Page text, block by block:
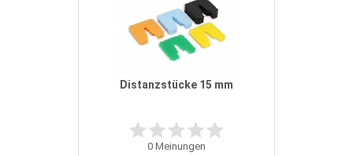
Distanzstücke 15 mm
0 Meinungen